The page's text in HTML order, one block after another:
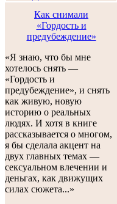
Как снимали
«Гордость и
предубеждение»
«Я знаю, что бы мне
хотелось снять —
«Гордость и
предубеждение», и снять
как живую, новую
историю о реальных
людях. И хотя в книге
рассказывается о многом,
я бы сделала акцент на
двух главных темах —
сексуальном влечении и
деньгах, как движущих
силах сюжета...»